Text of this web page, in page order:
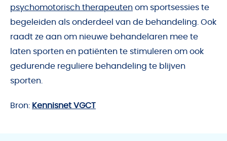
psychomotorisch therapeuten om sportsessies te
begeleiden als onderdeel van de behandeling. Ook
raadt ze aan om nieuwe behandelaren mee te
laten sporten en patiënten te stimuleren om ook
gedurende reguliere behandeling te blijven
sporten.
Bron: Kennisnet VGCT